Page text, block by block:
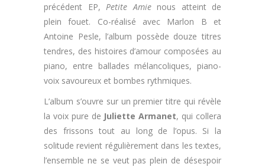
précédent EP, Petite Amienous atteint de
plein fouet. Co-réalisé avec Marlon B et
Antoine Pesle, l’album possède douze titres
tendres, des histoires d’amour composées au
piano, entre ballades mélancoliques, piano-
voix savoureux et bombes rythmiques.
L’album s’ouvre sur un premier titre qui révèle
la voix pure de Juliette Armanet, qui collera
des frissons tout au long de l’opus. Si la
solitude revient régulièrement dans les textes,
l’ensemble ne se veut pas plein de désespoir